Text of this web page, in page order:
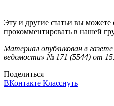
Эту и другие статьи вы можете
прокомментировать в нашей
Материал опубликован в
ведомости» № 171 (5544) от
Поделиться
ВКонтакте Класснуть